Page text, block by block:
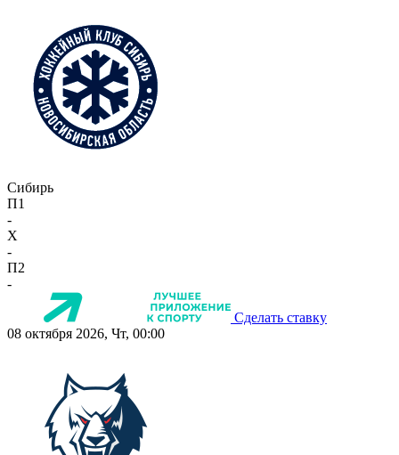
Сибирь
П1
-
X
-
П2
-
Сделать ставку
08 октября 2026, Чт, 00:00